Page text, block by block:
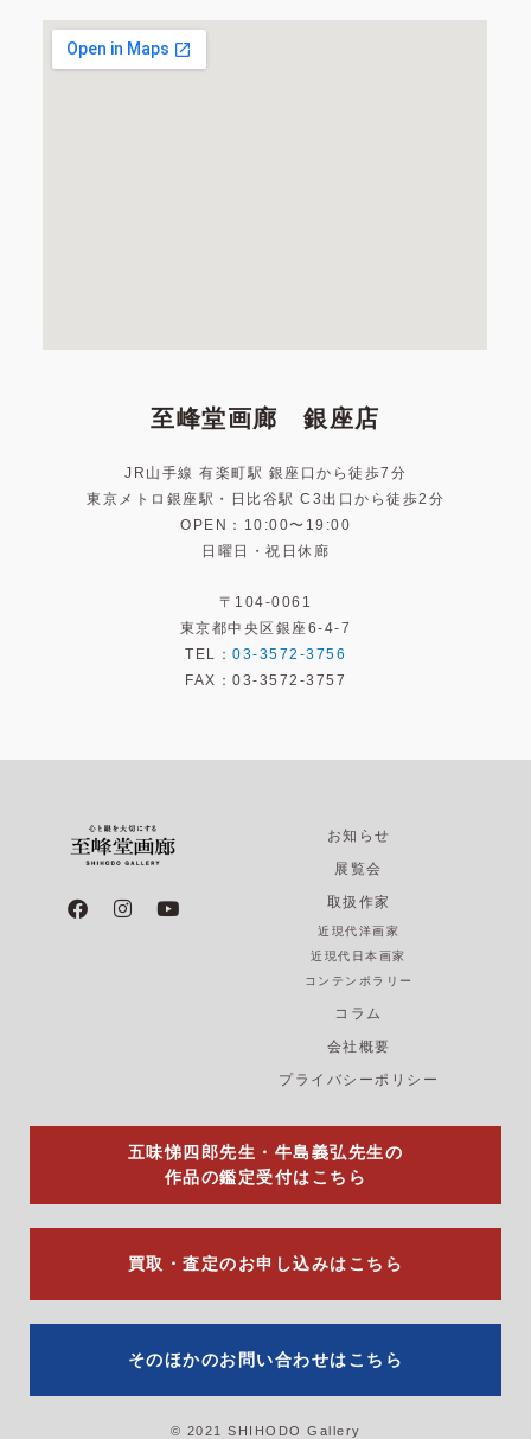
至峰堂画廊 銀座店
JR山手線 有楽町駅 銀座口から徒歩7分
東京メトロ銀座駅・日比谷駅 C3出口から徒歩2分
OPEN：10:00〜19:00
日曜日・祝日休廊
〒104-0061
東京都中央区銀座6-4-7
TEL： 03-3572-3756
FAX：03-3572-3757
F
a
I
n
Y
o
お知らせ
展覧会
取扱作家
近現代洋画家
近現代日本画家
コンテンポラリー
コラム
会社概要
プライバシーポリシー
五味悌四郎先生・牛島義弘先生の
作品の鑑定受付はこちら
買取・査定のお申し込みはこちら
そのほかのお問い合わせはこちら
© 2021 SHIHODO Gallery